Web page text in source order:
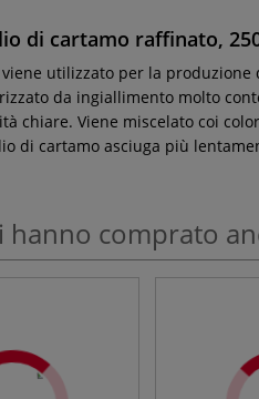
di cartamo raffinato,
utilizzato per la
da ingiallimento molto
chiare. Viene miscelato coi
di cartamo asciuga più
hanno comprato